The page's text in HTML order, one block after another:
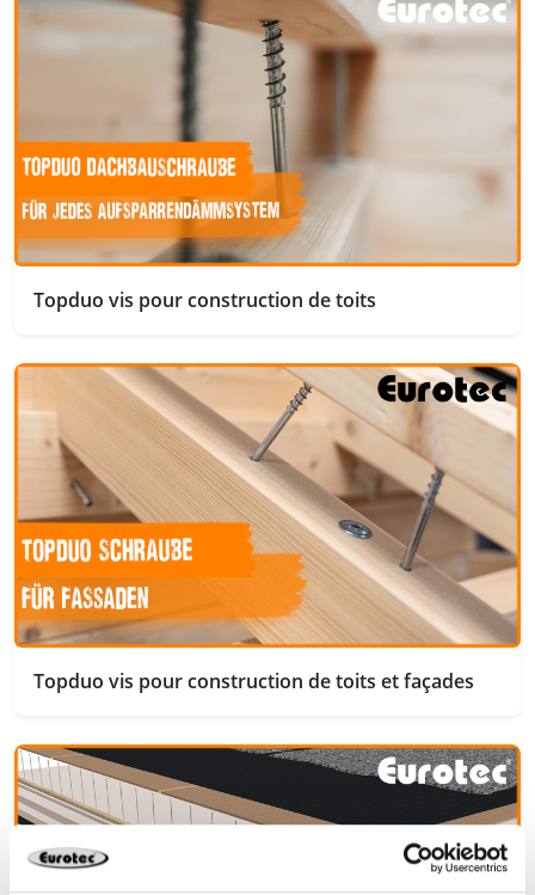
Topduo vis pour construction de toits
Topduo vis pour construction de toits et façades